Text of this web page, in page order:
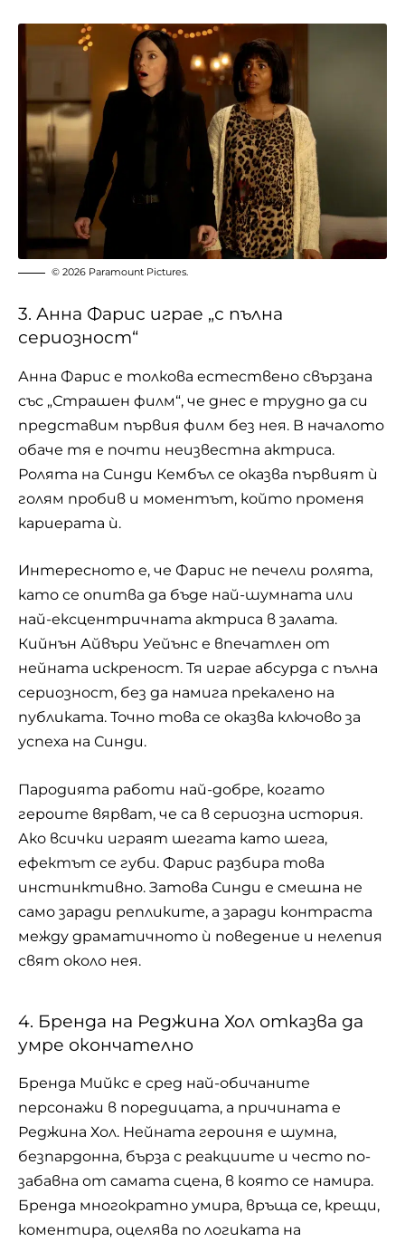
© 2026 Paramount Pictures.
3. Анна Фарис играе „с пълна
сериозност“
Анна Фарис е толкова естествено свързана
със „Страшен филм“, че днес е трудно да си
представим първия филм без нея. В началото
обаче тя е почти неизвестна актриса.
Ролята на Синди Кембъл се оказва първият ѝ
голям пробив и моментът, който променя
кариерата ѝ.
Интересното е, че Фарис не печели ролята,
като се опитва да бъде най-шумната или
най-ексцентричната актриса в залата.
Кийнън Айвъри Уейънс е впечатлен от
нейната искреност. Тя играе абсурда с пълна
сериозност, без да намига прекалено на
публиката. Точно това се оказва ключово за
успеха на Синди.
Пародията работи най-добре, когато
героите вярват, че са в сериозна история.
Ако всички играят шегата като шега,
ефектът се губи. Фарис разбира това
инстинктивно. Затова Синди е смешна не
само заради репликите, а заради контраста
между драматичното ѝ поведение и нелепия
свят около нея.
4. Бренда на Реджина Хол отказва да
умре окончателно
Бренда Мийкс е сред най-обичаните
персонажи в поредицата, а причината е
Реджина Хол. Нейната героиня е шумна,
безпардонна, бърза с реакциите и често по-
забавна от самата сцена, в която се намира.
Бренда многократно умира, връща се, крещи,
коментира, оцелява по логиката на